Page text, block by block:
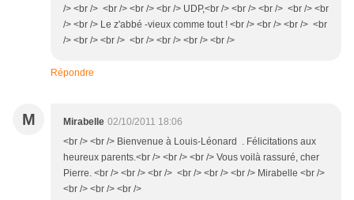
/> <br /> <br /> <br /> <br /> UDP,<br /> <br /> <br /> <br /> <br
/> <br /> Le z'abbé -vieux comme tout ! <br /> <br /> <br /> <br
/> <br /> <br /> <br /> <br /> <br /> <br />
Répondre
M Mirabelle 02/10/2011 18:06
<br /> <br /> Bienvenue à Louis-Léonard . Félicitations aux
heureux parents.<br /> <br /> <br /> Vous voilà rassuré, cher
Pierre. <br /> <br /> <br /> <br /> <br /> <br /> Mirabelle <br />
<br /> <br /> <br />